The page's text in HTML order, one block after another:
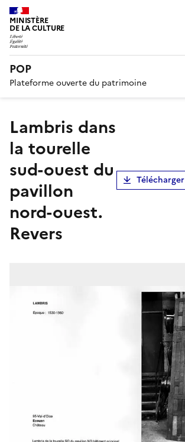
MINISTÈRE
DE LA CULTURE
POP
Plateforme ouverte du patrimoine
Lambris dans
la tourelle
sud-ouest du
pavillon
nord-ouest.
Revers
Télécharger